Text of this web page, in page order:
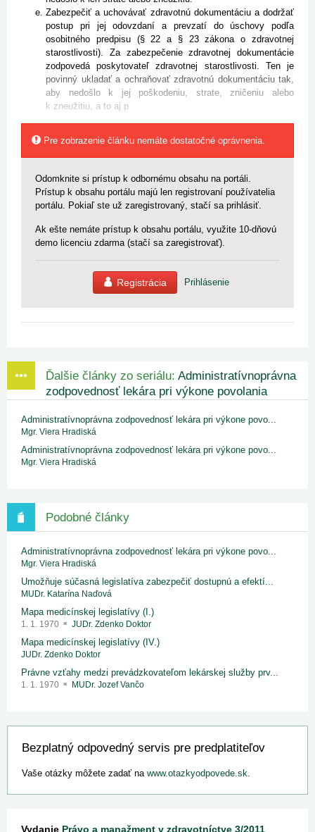
Zabezpečiť a uchovávať zdravotnú dokumentáciu a dodržať
postup pri jej odovzdaní a prevzatí do úschovy podľa
osobitného pred­pisu (§ 22 a § 23 zákona o zdravotnej
starostlivosti). Za zabezpečenie zdravotnej dokumentácie
zodpovedá poskytovateľ zdravotnej starostlivosti. Ten je
povinný ukladať a ochraňovať zdravotnú dokumentáciu tak,
aby nedošlo k jej poškodeniu, strate, zničeniu alebo
k zneužitiu, a to aj p
Pre zobrazenie článku nemáte dostatočné oprávnenia.
Odomknite si prístup k odbornému obsahu na portáli.
Prístup k obsahu portálu majú len registrovaní používatelia
portálu. Pokiaľ ste už zaregistrovaný, stačí sa prihlásiť.
Ak ešte nemáte prístup k obsahu portálu, využite 10-dňovú
demo licenciu zdarma (stačí sa zaregistrovať).
Registrácia Prihlásenie
Ďalšie články zo seriálu: Administratívnoprávna
zodpovednosť lekára pri výkone povolania
Administratívnoprávna zodpovednosť lekára pri výkone povo...
Mgr. Viera Hradiská
Administratívnoprávna zodpovednosť lekára pri výkone povo...
Mgr. Viera Hradiská
Podobné články
Administratívnoprávna zodpovednosť lekára pri výkone povo...
Mgr. Viera Hradiská
Umožňuje súčasná legislatíva zabezpečiť dostupnú a efektí...
MUDr. Katarína Naďová
Mapa medicínskej legislatívy (I.)
1. 1. 1970 JUDr. Zdenko Doktor
Mapa medicínskej legislatívy (IV.)
JUDr. Zdenko Doktor
Právne vzťahy medzi prevádzkovateľom lekárskej služby prv...
1. 1. 1970 MUDr. Jozef Vančo
Bezplatný odpovedný servis pre predplatiteľov
Vaše otázky môžete zadať na www.otazkyodpovede.sk
Vydanie Právo a manažment v zdravotníctve 3/2011